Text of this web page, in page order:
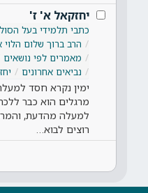
יחזקאל א' ז'
כתבי תלמידי בעל
הרב ברוך שלום
מאמרים לפי נושאים
נביאים אחרונים
ימין נקרא חסד
מרגלים הוא כבר
למעלה מהדעת,
רוצים לבוא…